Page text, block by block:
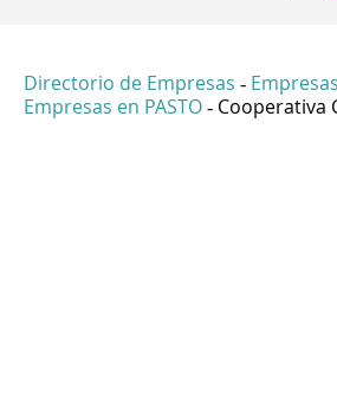
Directorio de Empresas -
Empresas en PASTO - Cooperativa